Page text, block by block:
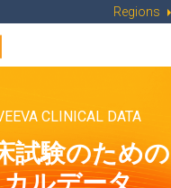
Regions
CLINICAL DATA
試験のための